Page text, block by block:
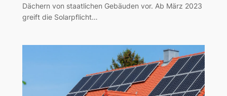
Dächern von staatlichen Gebäuden vor. Ab März 2023
greift die Solarpflicht…